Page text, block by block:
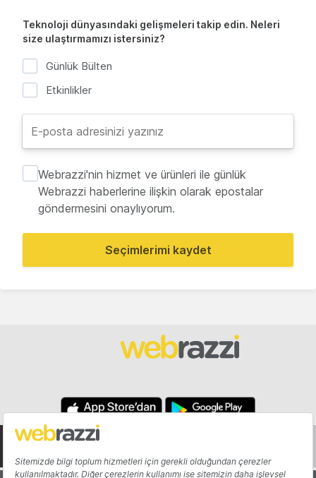
Teknoloji dünyasındaki gelişmeleri takip edin. Neleri
size ulaştırmamızı istersiniz?
Günlük Bülten
Etkinlikler
Webrazzi'nin hizmet ve ürünleri ile günlük
Webrazzi haberlerine ilişkin olarak epostalar
göndermesini onaylıyorum.
Seçimlerimi kaydet